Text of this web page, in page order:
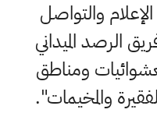
والتواصل
الرصد الميداني
ومناطق
والمخيمات".